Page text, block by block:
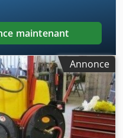
maintenant
Annonce